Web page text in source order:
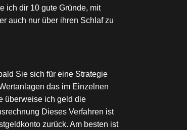
ich dir 10 gute Gründe, mit
auch nur über ihren Schlaf zu
Sie sich für eine Strategie
das im Einzelnen
überweise ich geld die
Dieses Verfahren ist
zurück. Am besten ist